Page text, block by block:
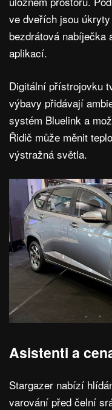
ve dveřích jsou
bezdrátová nabíječka
aplikací.
Digitální přístrojovku
výbavy přidávají
systém Bluelink a
Řidič může měnit
výstražná světla.
Asistenti a
Stargazer nabízí
varování před čelní